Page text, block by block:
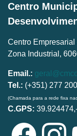
Centro
Centro
Zona Industrial,
Email.:
Tel.: (+351) 277
(Chamada para a rede fixa
C.GPS: